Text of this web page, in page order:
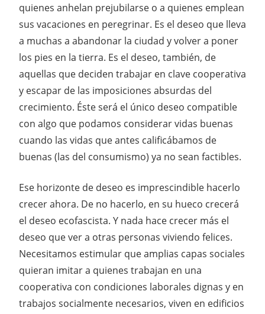
quienes anhelan prejubilarse o a quienes emplean
sus vacaciones en peregrinar. Es el deseo que lleva
a muchas a abandonar la ciudad y volver a poner
los pies en la tierra. Es el deseo, también, de
aquellas que deciden trabajar en clave cooperativa
y escapar de las imposiciones absurdas del
crecimiento. Éste será el único deseo compatible
con algo que podamos considerar vidas buenas
cuando las vidas que antes calificábamos de
buenas (las del consumismo) ya no sean factibles.
Ese horizonte de deseo es imprescindible hacerlo
crecer ahora. De no hacerlo, en su hueco crecerá
el deseo ecofascista. Y nada hace crecer más el
deseo que ver a otras personas viviendo felices.
Necesitamos estimular que amplias capas sociales
quieran imitar a quienes trabajan en una
cooperativa con condiciones laborales dignas y en
trabajos socialmente necesarios, viven en edificios